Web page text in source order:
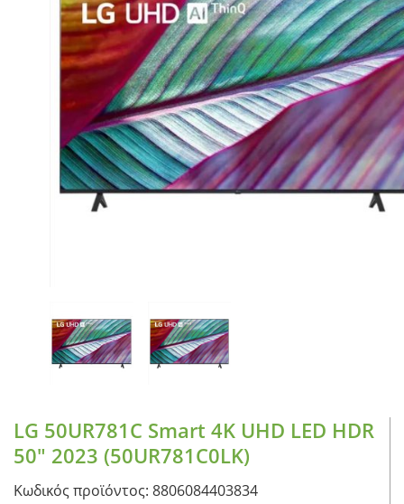
CASE FANS
LIQUID COOLERS
CPU COOLERS
ΕΙΚΟΝΑ-ΗΧΟΣ
ACCESSORIES
GAMING
ΟΙΚΙΑΚΕΣ ΣΥΣΚΕΥΕΣ
LG 50UR781C Smart 4K UHD LED HDR
50″ 2023 (50UR781C0LK)
Κωδικός προϊόντος: 8806084403834